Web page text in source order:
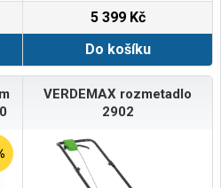
5 399 Kč
Do košíku
VERDEMAX rozmetadlo
2902